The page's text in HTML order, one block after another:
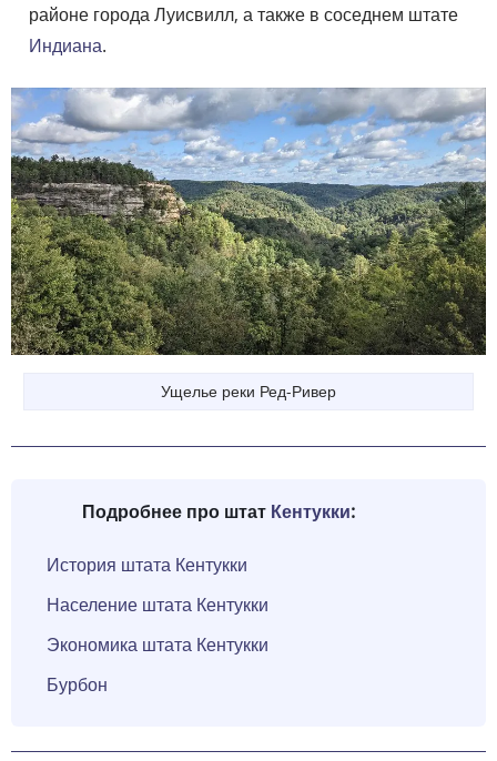
районе города Луисвилл, а также в соседнем штате
Индиана.
Ущелье реки Ред-Ривер
Подробнее про штат Кентукки:
История штата Кентукки
Население штата Кентукки
Экономика штата Кентукки
Бурбон